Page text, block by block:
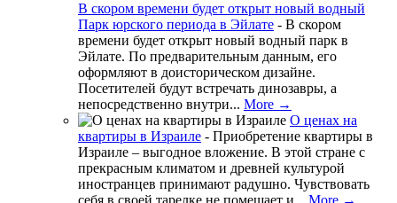
В скором времени будет открыт новый водный
Парк юрского периода в Эйлате - В скором
времени будет открыт новый водный парк в
Эйлате. По предварительным данным, его
оформляют в доисторическом дизайне.
Посетителей будут встречать динозавры, а
непосредственно внутри... More →
О ценах на
квартиры в Израиле - Приобретение квартиры в
Израиле – выгодное вложение. В этой стране с
прекрасным климатом и древней культурой
иностранцев принимают радушно. Чувствовать